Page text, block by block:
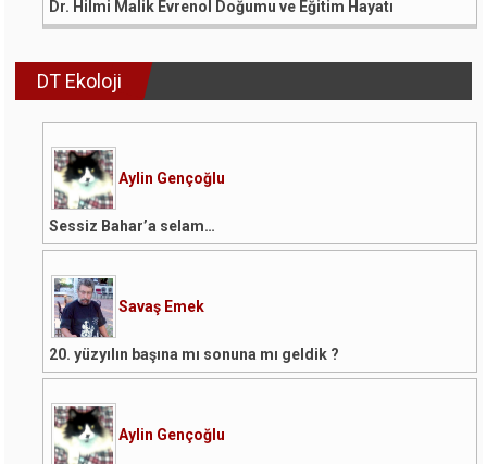
Dr. Hilmi Malik Evrenol Doğumu ve Eğitim Hayatı
DT Ekoloji
Aylin Gençoğlu
Sessiz Bahar’a selam…
Savaş Emek
20. yüzyılın başına mı sonuna mı geldik ?
Aylin Gençoğlu